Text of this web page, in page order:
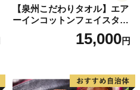
【泉州こだわりタオル】エア
ーインコットンフェイスタオ
15,000円